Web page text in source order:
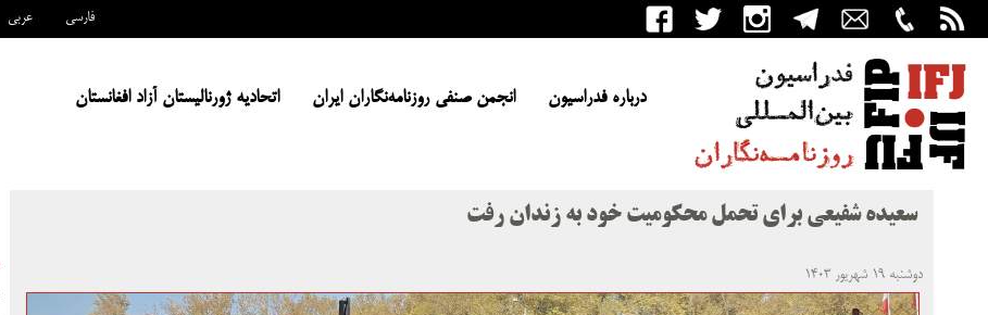
عربی فارسی
درباره فدراسیون انجمن صنفی روزنامه‌نگاران ایران اتحادیه ژورنالیستان آزاد افغانستان
سعیده شفیعی برای تحمل محکومیت خود به زندان رفت
دوشنبه ۱۹ شهریور ۱۴۰۳